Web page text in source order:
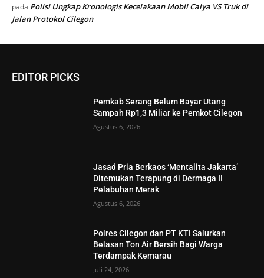
pada Polisi Ungkap Kronologis Kecelakaan Mobil Calya VS Truk di
Jalan Protokol Cilegon
EDITOR PICKS
Pemkab Serang Belum Bayar Utang
Sampah Rp1,3 Miliar ke Pemkot Cilegon
Agustus 6, 2026
Jasad Pria Berkaos ‘Mentalita Jakarta’
Ditemukan Terapung di Dermaga II
Pelabuhan Merak
Agustus 6, 2026
Polres Cilegon dan PT KTI Salurkan
Belasan Ton Air Bersih Bagi Warga
Terdampak Kemarau
Juli 24, 2026